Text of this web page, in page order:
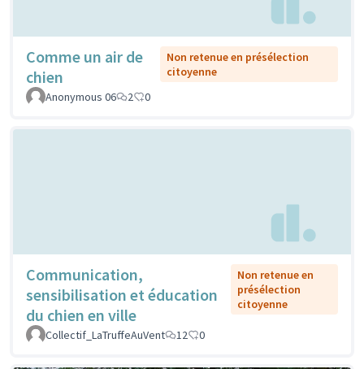
Comme un air de
chien
Non retenue en présélection
citoyenne
Anonymous 06
2 0
Communication,
sensibilisation et éducation
du chien en ville
Non retenue en
présélection
citoyenne
Collectif_LaTruffeAuVent 12 0